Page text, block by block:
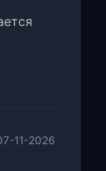
11-2026